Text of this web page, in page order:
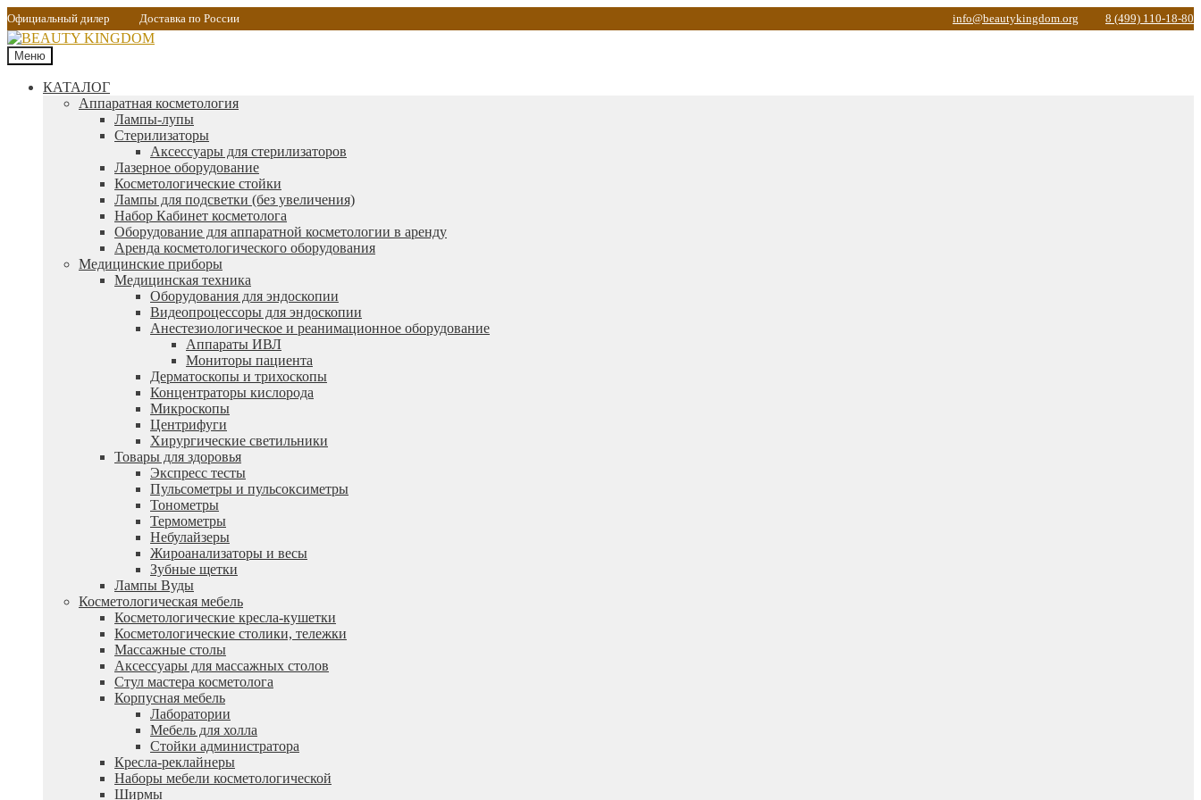
Официальный дилер Доставка по России info@beautykingdom.org 8 (499) 110-18-80
Меню
КАТАЛОГ
Аппаратная косметология
Лампы-лупы
Стерилизаторы
Аксессуары для стерилизаторов
Лазерное оборудование
Косметологические стойки
Лампы для подсветки (без увеличения)
Набор Кабинет косметолога
Оборудование для аппаратной косметологии в аренду
Аренда косметологического оборудования
Медицинские приборы
Медицинская техника
Оборудования для эндоскопии
Видеопроцессоры для эндоскопии
Анестезиологическое и реанимационное оборудование
Аппараты ИВЛ
Мониторы пациента
Дерматоскопы и трихоскопы
Концентраторы кислорода
Микроскопы
Центрифуги
Xирургические светильники
Товары для здоровья
Экспресс тесты
Пульсометры и пульсоксиметры
Тонометры
Термометры
Небулайзеры
Жироанализаторы и весы
Зубные щетки
Лампы Вуды
Косметологическая мебель
Косметологические кресла-кушетки
Косметологические столики, тележки
Массажные столы
Аксессуары для массажных столов
Стул мастера косметолога
Корпусная мебель
Лаборатории
Мебель для холла
Стойки администратора
Кресла-реклайнеры
Наборы мебели косметологической
Ширмы